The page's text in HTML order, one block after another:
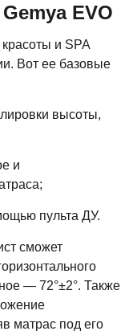
EVO
и SPA
Вот ее базовые
высоты,
и
пульта ДУ.
сможет
— 72°±2°. Также
матрас под его